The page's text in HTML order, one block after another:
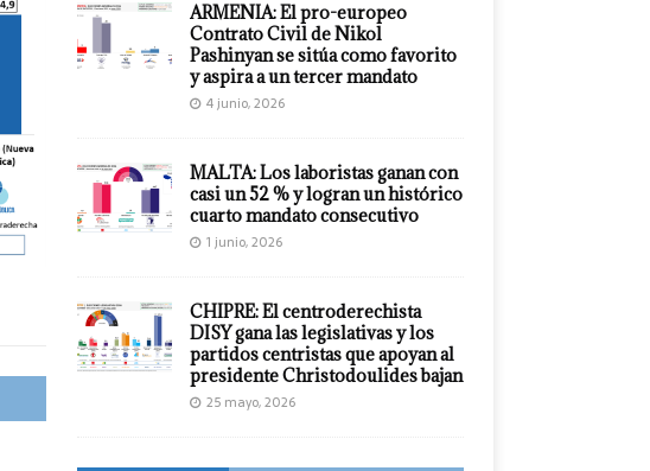
ARMENIA: El pro-europeo
Contrato Civil de Nikol
Pashinyan se sitúa como favorito
y aspira a un tercer mandato
4 junio, 2026
MALTA: Los laboristas ganan con
casi un 52 % y logran un histórico
cuarto mandato consecutivo
1 junio, 2026
CHIPRE: El centroderechista
DISY gana las legislativas y los
partidos centristas que apoyan al
presidente Christodoulides bajan
25 mayo, 2026